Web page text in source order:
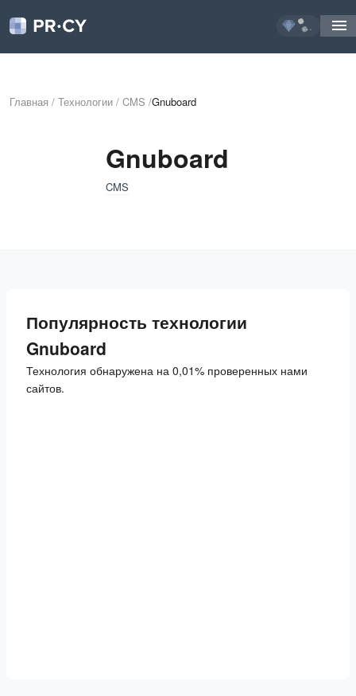
...
Главная / Технологии / CMS /Gnuboard
Gnuboard
CMS
Популярность технологии
Gnuboard
Технология обнаружена на 0,01% проверенных нами
сайтов.